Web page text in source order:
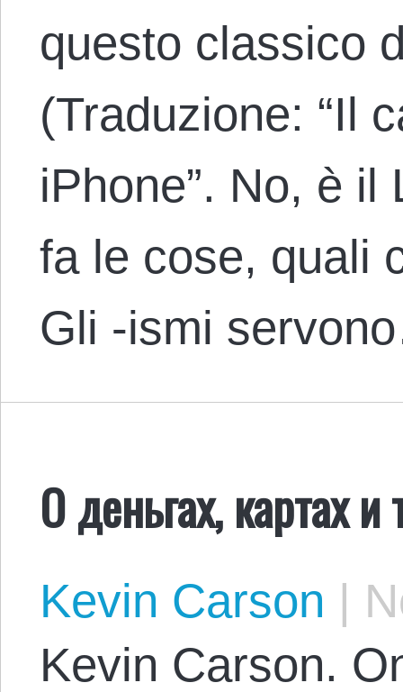
questo classico
(Traduzione: “Il
iPhone”. No, è il
fa le cose, quali
Gli -ismi
О деньгах, картах и
Kevin Carson |
Kevin Carson.